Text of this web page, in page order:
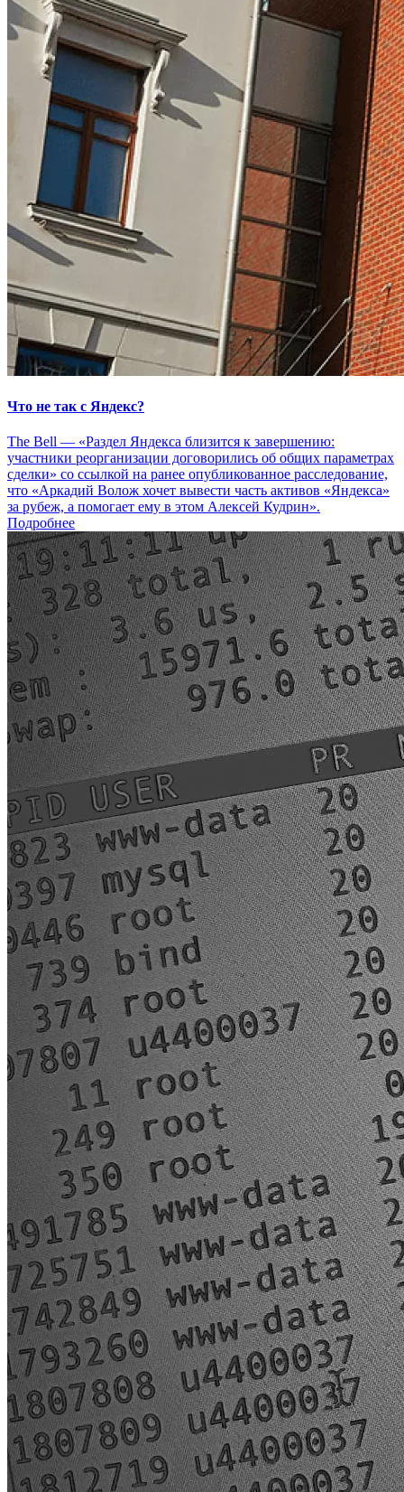
Что не так с Яндекс?
The Bell — «Раздел Яндекса близится к завершению:
участники реорганизации договорились об общих параметрах
сделки» со ссылкой на ранее опубликованное расследование,
что «Аркадий Волож хочет вывести часть активов «Яндекса»
за рубеж, а помогает ему в этом Алексей Кудрин».
Подробнее